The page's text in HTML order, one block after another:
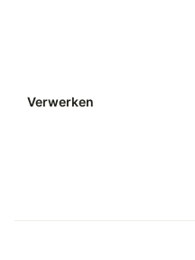
Verwerken